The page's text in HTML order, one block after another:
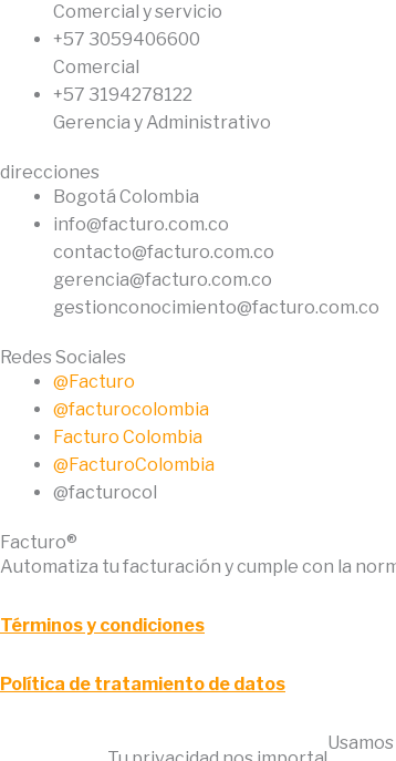
Comercial y servicio
+57 3059406600
Comercial
+57 3194278122
Gerencia y Administrativo
direcciones
Bogotá Colombia
info@facturo.com.co
contacto@facturo.com.co
gerencia@facturo.com.co
gestionconocimiento@facturo.com.co
Redes Sociales
@Facturo
@facturocolombia
Facturo Colombia
@FacturoColombia
@facturocol
Facturo®
Automatiza tu facturación y cumple con la
Términos y condiciones
Política de tratamiento de datos